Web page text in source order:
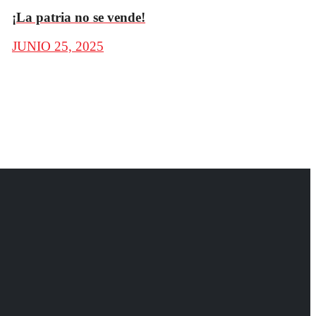
¡La patria no se vende!
JUNIO 25, 2025